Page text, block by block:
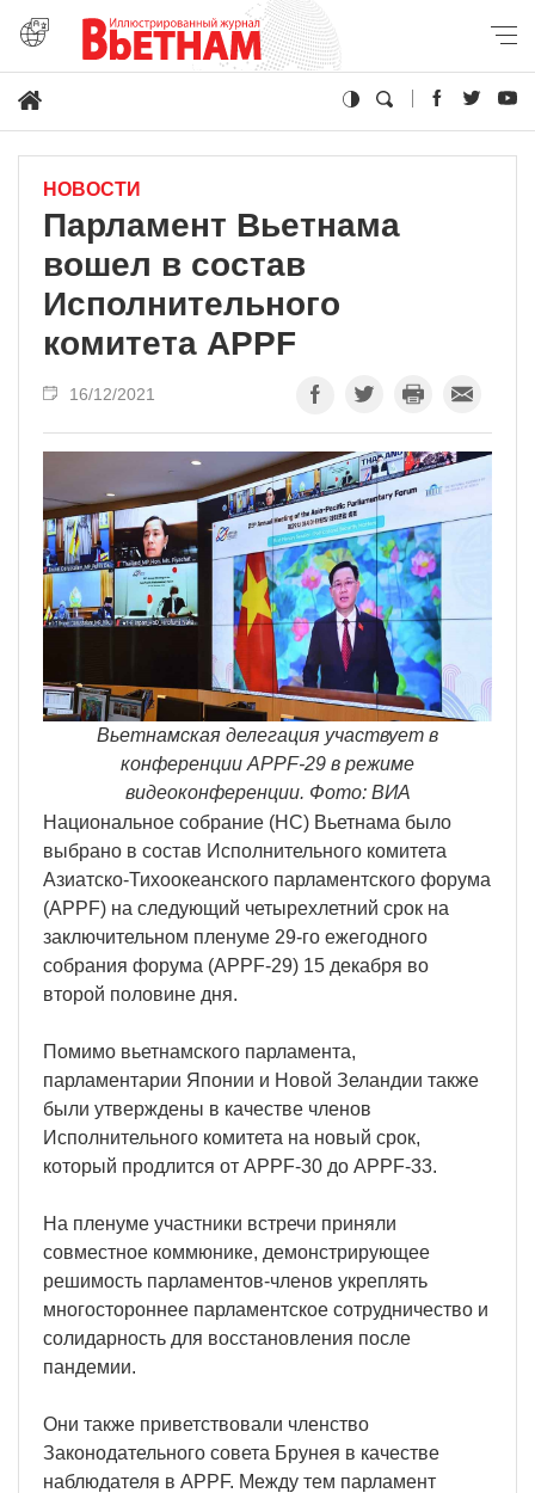
НОВОСТИ
Парламент Вьетнама
вошел в состав
Исполнительного
комитета APPF
16/12/2021
Вьетнамская делегация участвует в
конференции APPF-29 в режиме
видеоконференции. Фото: ВИА
Национальное собрание (НС) Вьетнама было
выбрано в состав Исполнительного комитета
Азиатско-Тихоокеанского парламентского форума
(APPF) на следующий четырехлетний срок на
заключительном пленуме 29-го ежегодного
собрания форума (APPF-29) 15 декабря во
второй половине дня.
Помимо вьетнамского парламента,
парламентарии Японии и Новой Зеландии также
были утверждены в качестве членов
Исполнительного комитета на новый срок,
который продлится от APPF-30 до APPF-33.
На пленуме участники встречи приняли
совместное коммюнике, демонстрирующее
решимость парламентов-членов укреплять
многостороннее парламентское сотрудничество и
солидарность для восстановления после
пандемии.
Они также приветствовали членство
Законодательного совета Брунея в качестве
наблюдателя в APPF. Между тем парламент